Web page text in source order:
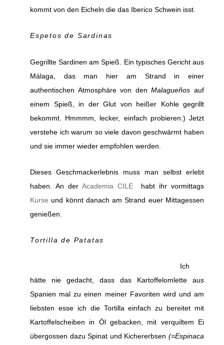
kommt von den Eicheln die das Iberico Schwein isst.
Espetos de Sardinas
Gegrillte Sardinen am Spieß. Ein typisches Gericht aus
Málaga, das man hier am Strand in einer
authentischen Atmosphäre von denMalagueños auf
einem Spieß, in der Glut von heißer Kohle gegrillt
bekommt. Hmmmm, lecker, einfach probieren:) Jetzt
verstehe ich warum so viele davon geschwärmt haben
und sie immer wieder empfohlen werden.
Dieses Geschmackerlebnis muss man selbst erlebt
haben. An der Academia CILE habt ihr vormittags
Kurse und könnt danach am Strand euer Mittagessen
genießen.
Tortilla de Patatas
Ich
hätte nie gedacht, dass das Kartoffelomlette aus
Spanien mal zu einen meiner Favoriten wird und am
liebsten esse ich die Tortilla einfach zu bereitet mit
Kartoffelscheiben in Öl gebacken, mit verquiltem Ei
übergossen dazu Spinat und Kichererbsen (=Espinaca